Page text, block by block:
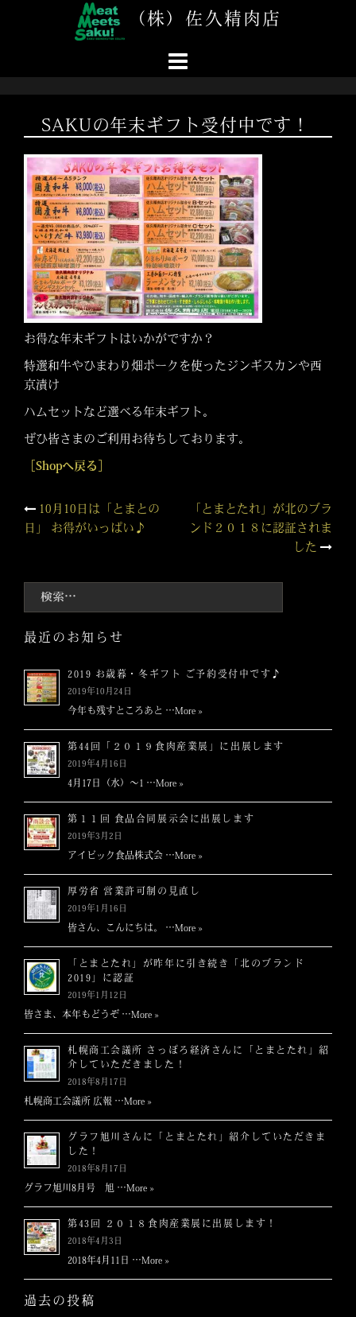
（株）佐久精肉店
SAKUの年末ギフト受付中です！
お得な年末ギフトはいかがですか？
特選和牛やひまわり畑ポークを使ったジンギスカンや西
京漬け
ハムセットなど選べる年末ギフト。
ぜひ皆さまのご利用お待ちしております。
［Shopへ戻る］
投
ナ
ビ
ゲ
ー
シ
ョ
ン
10月10日は「とまとの
日」 お得がいっぱい♪
「とまとたれ」が北のブラ
ンド２０１８に認証されま
した
索:
最近のお知らせ
2019 お歳暮・冬ギフト ご予約受付中です♪
2019年10月24日
今年も残すところあと …More »
第44回「２０１９食肉産業展」に出展します
2019年4月16日
4月17日（水）～1 …More »
第１１回 食品合同展示会に出展します
2019年3月2日
アイビック食品株式会 …More »
厚労省 営業許可制の見直し
2019年1月16日
皆さん、こんにちは。 …More »
「とまとたれ」が昨年に引き続き「北のブランド
2019」に認証
2019年1月12日
皆さま、本年もどうぞ …More »
札幌商工会議所 さっぽろ経済さんに「とまとたれ」紹
介していただきました！
2018年8月17日
札幌商工会議所 広報 …More »
グラフ旭川さんに「とまとたれ」紹介していただきま
した！
2018年8月17日
グラフ旭川8月号 旭 …More »
第43回 ２０１８食肉産業展に出展します！
2018年4月3日
2018年4月11日 …More »
過去の投稿